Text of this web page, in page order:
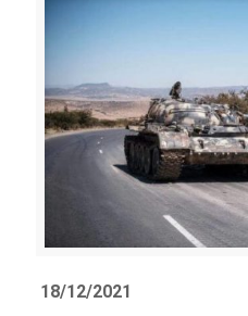
18/12/2021